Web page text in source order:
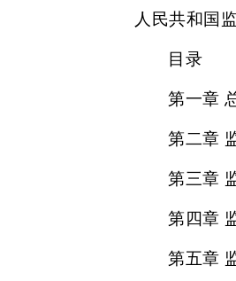
人民共和国
目录
第一章
第二章
第三章
第四章
第五章